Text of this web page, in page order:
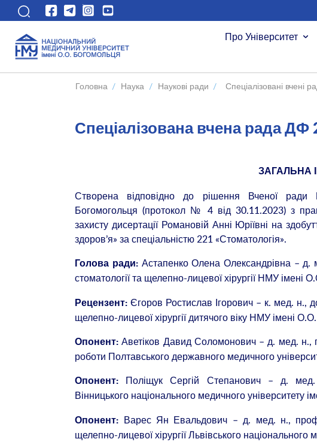
Про Університет
Головна / Наука / Наукові ради / Спеціалізовані вчені
Спеціалізована вчена рада ДФ
ЗАГАЛЬНА
Створена відповідно до рішення Вченої ради
Богомогольця (протокол № 4 від 30.11.2023) з
захисту дисертації Романовій Анні Юріївні на
здоров’я» за спеціальністю 221 «Стоматологія».
Голова ради:Астапенко Олена Олександрівна – д.
стоматології та щелепно-лицевої хірургії НМУ імені
Рецензент: Єгоров Ростислав Ігорович – к. мед. н.,
щелепно-лицевої хірургії дитячого віку НМУ імені
Опонент:Аветіков Давид Соломонович – д. мед. н.,
роботи Полтавського державного медичного
Опонент:
Поліщук Сергій Степанович – д. мед.
Вінницького національного медичного університету
Опонент: Варес Ян Евальдович – д. мед. н.,
щелепно-лицевої хірургії Львівського